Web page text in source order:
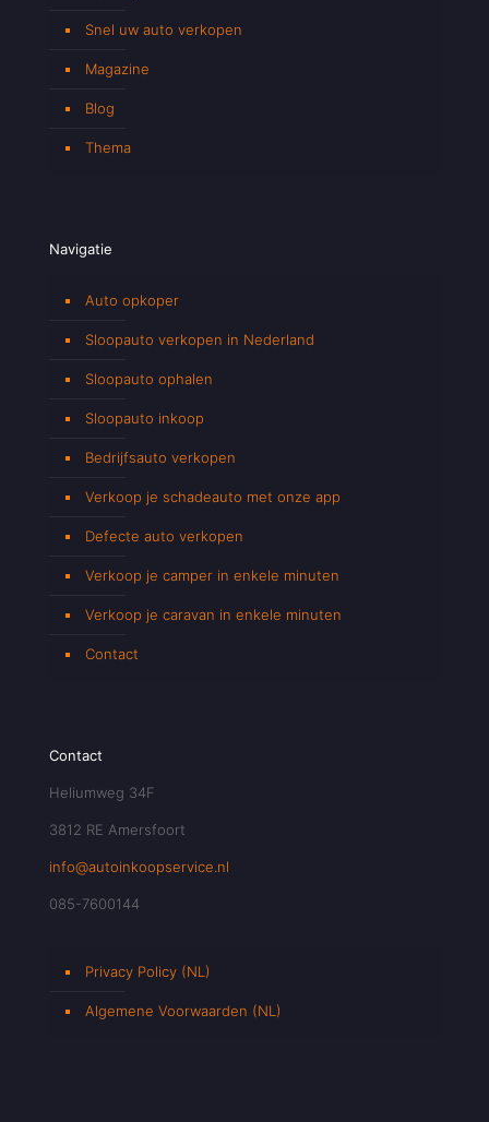
Snel uw auto verkopen
Magazine
Blog
Thema
Navigatie
Auto opkoper
Sloopauto verkopen in Nederland
Sloopauto ophalen
Sloopauto inkoop
Bedrijfsauto verkopen
Verkoop je schadeauto met onze app
Defecte auto verkopen
Verkoop je camper in enkele minuten
Verkoop je caravan in enkele minuten
Contact
Contact
Heliumweg 34F
3812 RE Amersfoort
info@autoinkoopservice.nl
085-7600144
Privacy Policy (NL)
Algemene Voorwaarden (NL)